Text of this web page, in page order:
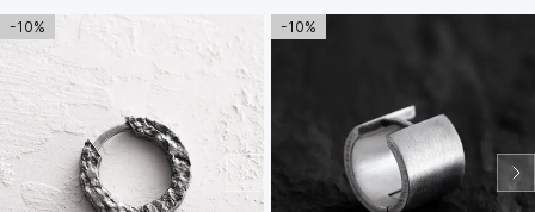
-10% -10%